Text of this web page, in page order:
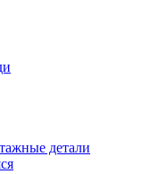
детали